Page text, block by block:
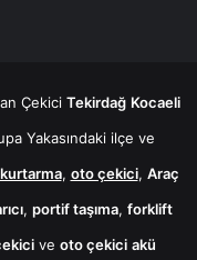
Çekici Tekirdağ Kocaeli
Yakasındaki ilçe ve
, oto çekici, Araç
, portif taşıma, forklift
ve oto çekici akü